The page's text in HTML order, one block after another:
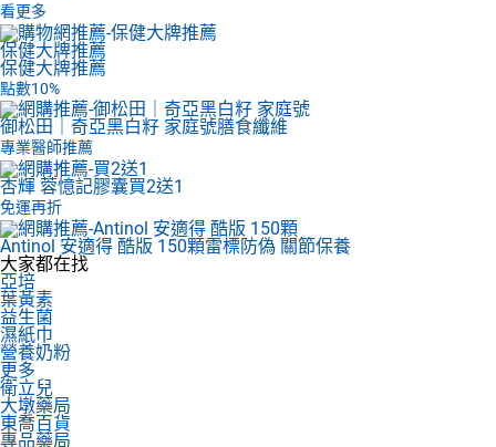
看更多
保健大牌推薦
保健大牌推薦
點數10%
御松田｜奇亞黑白籽 家庭號膳食纖維
專業醫師推薦
杏輝 蓉憶記膠囊買2送1
免運再折
Antinol 安適得 酷版 150顆雷標防偽 關節保養
大家都在找
亞培
葉黃素
益生菌
濕紙巾
營養奶粉
更多
衛立兒
大墩藥局
東喬百貨
專品藥局